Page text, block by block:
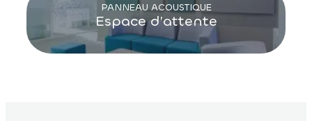
PANNEAU ACOUSTIQUE
Espace d’attente